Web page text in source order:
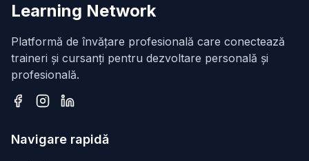
Learning Network
Platformă de învățare profesională care conectează
traineri și cursanți pentru dezvoltare personală și
profesională.
Navigare rapidă